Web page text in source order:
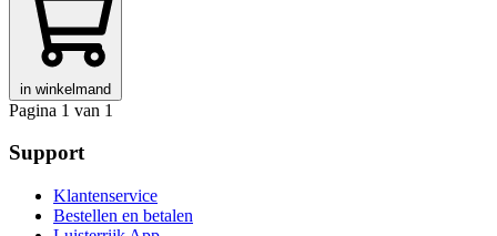
in winkelmand
Pagina 1 van 1
Support
Klantenservice
Bestellen en betalen